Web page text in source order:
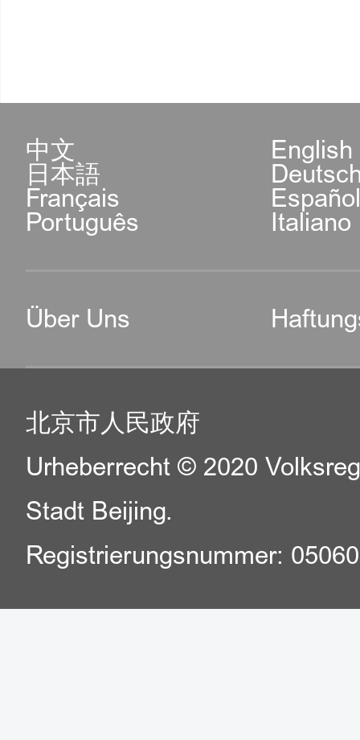
中文 English
日本語
Français
Português Italiano
Über Uns
北京市人民政府
Urheberrecht © 2020
Stadt Beijing.
Registrierungsnummer: